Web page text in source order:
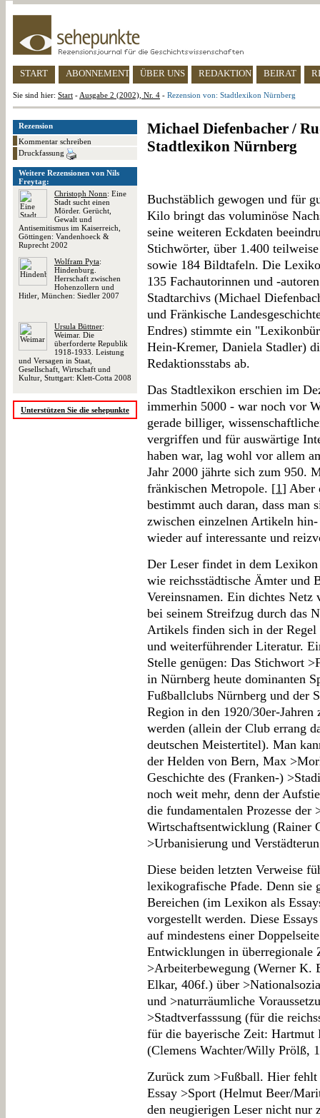
START ABONNEMENT ÜBER UNS REDAKTION BEIRAT
Sie sind hier: Start - Ausgabe 2 (2002), Nr. 4 - Rezension von: Stadtlexikon Nürnberg
Rezension
Kommentar schreiben
Druckfassung
Weitere Rezensionen von Nils
Freytag:
Christoph Nonn: Eine
Stadt sucht einen
Mörder. Gerücht,
Gewalt und
Antisemitismus im Kaiserreich,
Göttingen: Vandenhoeck &
Ruprecht 2002
Wolfram Pyta:
Hindenburg.
Herrschaft zwischen
Hohenzollern und
Hitler, München: Siedler 2007
Ursula Büttner:
Weimar. Die
überforderte Republik
1918-1933. Leistung
und Versagen in Staat,
Gesellschaft, Wirtschaft und
Kultur, Stuttgart: Klett-Cotta 2008
Unterstützen Sie die sehepunkte
Michael Diefenbacher /
Stadtlexikon Nürnberg
Buchstäblich gewogen und für
Kilo bringt das voluminöse
seine weiteren Eckdaten
Stichwörter, über 1.400
sowie 184 Bildtafeln. Die
135 Fachautorinnen und -
Stadtarchivs (Michael
und Fränkische
Endres) stimmte ein
Hein-Kremer, Daniela Stadler)
Redaktionsstabs ab.
Das Stadtlexikon erschien im
immerhin 5000 - war noch vor
gerade billiger,
vergriffen und für auswärtige
haben war, lag wohl vor allem
Jahr 2000 jährte sich zum 950.
fränkischen Metropole. [1] Aber
bestimmt auch daran, dass man
zwischen einzelnen Artikeln
wieder auf interessante und
Der Leser findet in dem
wie reichsstädtische Ämter und
Vereinsnamen. Ein dichtes
bei seinem Streifzug durch das
Artikels finden sich in der
und weiterführender Literatur.
Stelle genügen: Das Stichwort
in Nürnberg heute dominanten
Fußballclubs Nürnberg und der
Region in den 1920/30er-Jahren
werden (allein der Club errang
deutschen Meistertitel). Man
der Helden von Bern, Max
Geschichte des (Franken-)
noch weit mehr, denn der
die fundamentalen Prozesse
Wirtschaftsentwicklung (Rainer
>Urbanisierung und
Diese beiden letzten Verweise
lexikografische Pfade. Denn sie
Bereichen (im Lexikon als
vorgestellt werden. Diese
auf mindestens einer
Entwicklungen in überregionale
>Arbeiterbewegung (Werner K.
Elkar, 406f.) über
und >naturräumliche
>Stadtverfasssung (für die
für die bayerische Zeit: Hartmut
(Clemens Wachter/Willy Prölß,
Zurück zum >Fußball. Hier
Essay >Sport (Helmut Beer/
den neugierigen Leser nicht nur